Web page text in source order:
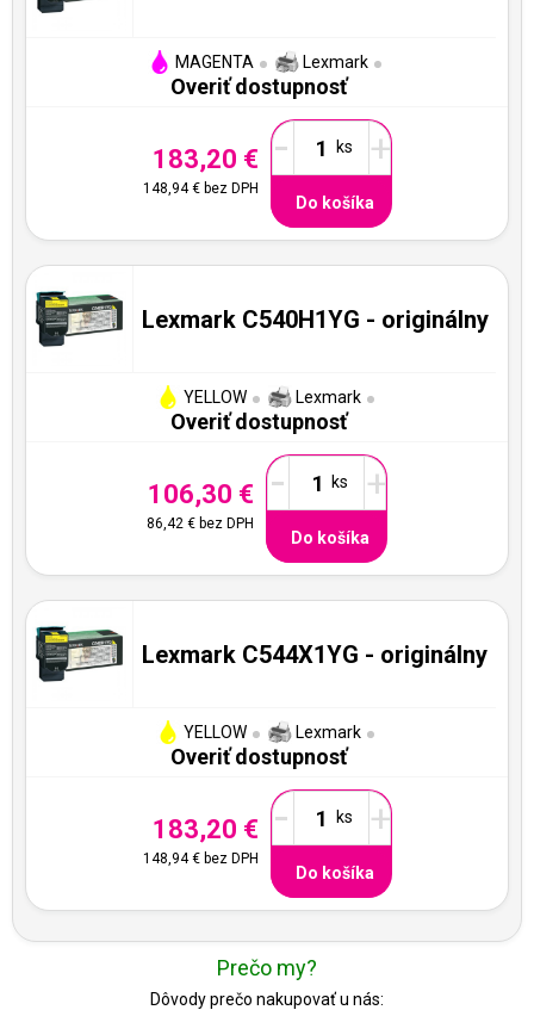
MAGENTA Lexmark
Overiť dostupnosť
183,20 €
148,94 €bez DPH
- +
Do košíka
Lexmark C540H1YG - originálny
YELLOW Lexmark
Overiť dostupnosť
106,30 €
86,42 € bez DPH
- +
Do košíka
Lexmark C544X1YG - originálny
YELLOW Lexmark
Overiť dostupnosť
183,20 €
148,94 €bez DPH
- +
Do košíka
Prečo my?
Dôvody prečo nakupovať u nás: